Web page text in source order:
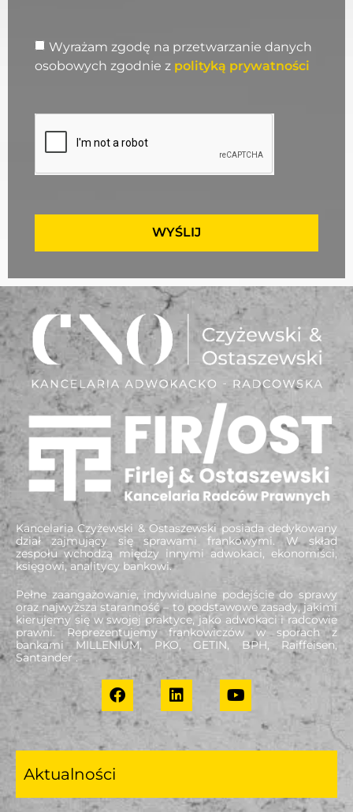
Wyrażam zgodę na przetwarzanie danych
osobowych zgodnie z polityką prywatności
WYŚLIJ
Kancelaria Czyżewski & Ostaszewski posiada dedykowany
dział zajmujący się sprawami frankowymi. W skład
zespołu wchodzą między innymi adwokaci, ekonomiści,
księgowi, analitycy bankowi.
Pełne zaangażowanie, indywidualne podejście do sprawy
oraz najwyższa staranność – to podstawowe zasady, jakimi
kierujemy się w swojej praktyce, jako adwokaci i radcowie
prawni. Reprezentujemy frankowiczów w sporach z
bankami MILLENIUM, PKO, GETIN, BPH, Raiffeisen,
Santander .
Aktualności